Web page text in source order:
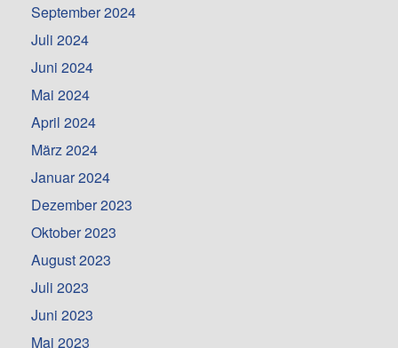
September 2024
Juli 2024
Juni 2024
Mai 2024
April 2024
März 2024
Januar 2024
Dezember 2023
Oktober 2023
August 2023
Juli 2023
Juni 2023
Mai 2023